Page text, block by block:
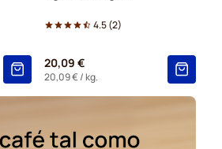
4.5(2)
20,09 €
20,09 €/ kg.